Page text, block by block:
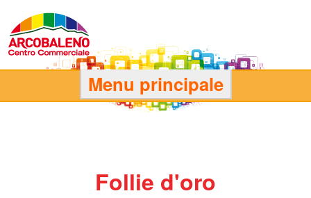
contenuto
principale
Menu principale
Follie d'oro